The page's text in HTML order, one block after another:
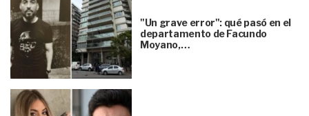
"Un grave error": qué pasó en el
departamento de Facundo
Moyano,…